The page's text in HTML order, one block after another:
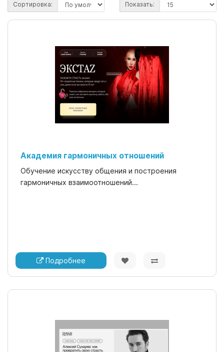
Сортировка: Показать:
Академия гармоничных отношений
Обучение искусству общения и построения
гармоничных взаимоотношений...
Подробнее